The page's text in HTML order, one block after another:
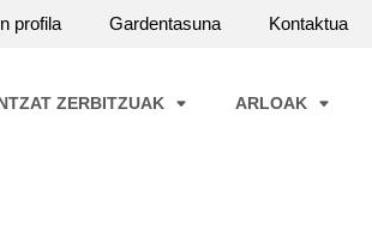
profila Gardentasuna Kontaktua
ZERBITZUAK ARLOAK